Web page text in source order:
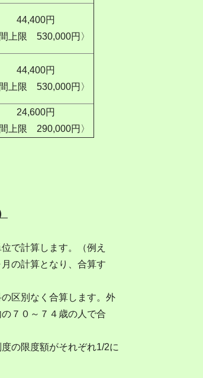
44,400円
間上限 530,000円〉
44,400円
間上限 530,000円〉
24,600円
間上限 290,000円〉
で計算します。（例え
の計算となり、合算す
区別なく合算します。外
７０～７４歳の人で合
の限度額がそれぞれ1/2に